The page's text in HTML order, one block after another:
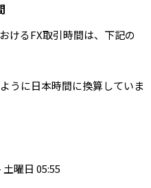
けるFX取引時間は、下記の
うに日本時間に換算していま
土曜日 05:55